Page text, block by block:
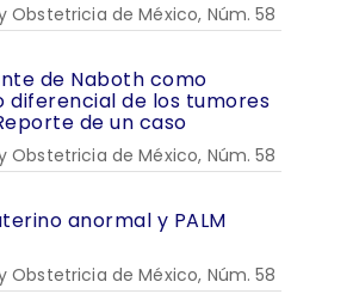
Obstetricia de México, Núm. 58
de Naboth como
diferencial de los tumores
de un caso
Obstetricia de México, Núm. 58
anormal y PALM
Obstetricia de México, Núm. 58